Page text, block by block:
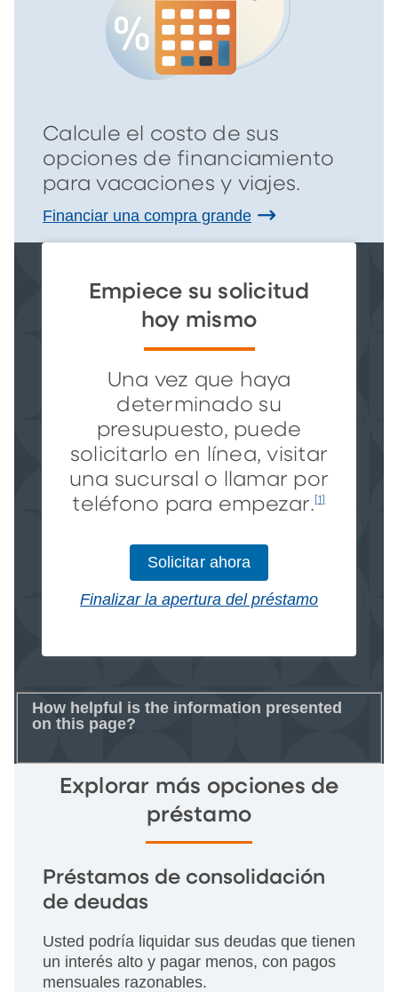
Calcule el costo de sus
opciones de financiamiento
para vacaciones y viajes.
Financiar una compra grande
Empiece su solicitud
hoy mismo
Una vez que haya
determinado su
presupuesto, puede
solicitarlo en línea, visitar
una sucursal o llamar por
teléfono para empezar. [1]
Solicitar ahora
Finalizar la apertura del préstamo
How helpful is the information presented
on this page?
Explorar más opciones de
préstamo
Préstamos de consolidación
de deudas
Usted podría liquidar sus deudas que tienen
un interés alto y pagar menos, con pagos
mensuales razonables.